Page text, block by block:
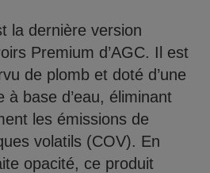
la dernière version
Premium d’AGC. Il est
de plomb et doté d’une
à base d’eau, éliminant
les émissions de
volatils (COV). En
opacité, ce produit